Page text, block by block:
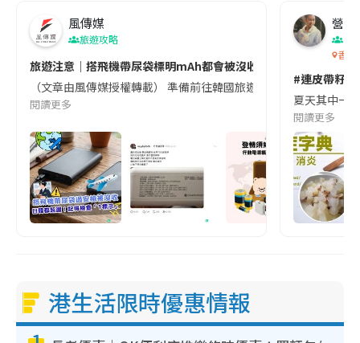
風傳媒
旅遊攻略
旅遊注意｜搭飛機帶尿袋標明mAh都會被沒收😱出發前切記檢查
（文章由風傳媒授權轉載） 準備前往韓國旅遊的民眾，近期要
閱讀更多
營養
香港
#連皮帶籽
夏天其中一
閱讀更多
港生活限時優惠情報